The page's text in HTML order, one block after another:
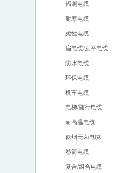
辐照电缆
耐寒电缆
柔性电缆
扁电缆/扁平电缆
防水电缆
环保电缆
机车电缆
电梯/随行电缆
耐高温电缆
低烟无卤电缆
卷筒电缆
复合/组合电缆